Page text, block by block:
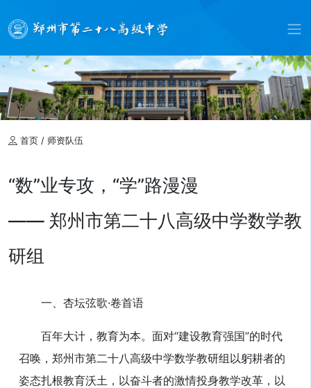
首页 / 师资队伍
“数”业专攻，“学”路漫漫
—— 郑州市第二十八高级中学数学教
研组
一、杏坛弦歌·卷首语
百年大计，教育为本。面对“建设教育强国”的时代
召唤，郑州市第二十八高级中学数学教研组以躬耕者的
姿态扎根教育沃土，以奋斗者的激情投身教学改革，以